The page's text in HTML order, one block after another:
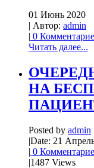
01 Июнь 2020
| Автор: admin
| 0
Читать далее...
НА
Posted by admin
|Date: 21
| 0
|1487 Views